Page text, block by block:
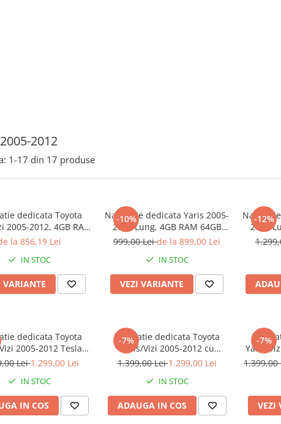
2012
1-17 din 17 produse
dedicata Toyota
2005-2012, 4GB RAM
ROM, Quad Core,
14, Bluetooth,
Play, Suport Camere
AHD
la 856,19 Lei
IN STOC
VARIANTE
-10%
Navigatie dedicata Yaris 2005-
2011 Lung, 4GB RAM 64GB
ROM, Quadcore, Android,
Carplay&Android Auto, Suport
camere AHD
999,00 Leide la 899,00 Lei
IN STOC
VEZI VARIANTE
-12%
2011
ROM,
dedicata Toyota
2005-2012 Tesla
ANDROID
RAM 64GB ROM,
Aplicatii, Waze, GPS
Lei1.299,00 Lei
IN STOC
IN COS
-7%
Navigatie dedicata Toyota
Yaris/Vizi 2005-2012 cu
butoane rotative model 2024,
Quadcore, Android 13, Display
QLED 9", DSP, Carplay,
Android Auto, Internet,
Youtube
1.399,00 Lei1.299,00 Lei
IN STOC
ADAUGA IN COS
-7%
Yaris/
4GB
DSP,
VEZI